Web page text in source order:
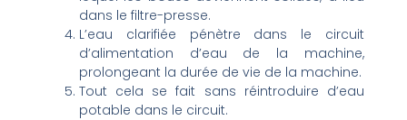
dans le filtre-presse.
L’eau clarifiée pénètre dans le circuit
d’alimentation d’eau de la machine,
prolongeant la durée de vie de la machine.
Tout cela se fait sans réintroduire d’eau
potable dans le circuit.